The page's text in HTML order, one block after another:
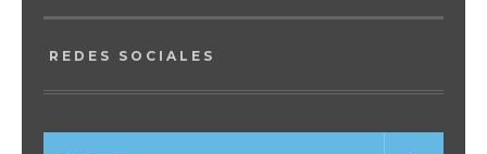
REDES SOCIALES